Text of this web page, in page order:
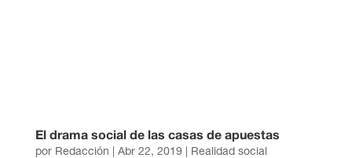
El drama social de las casas de apuestas
por Redacción Abr 22, 2019 Realidad social